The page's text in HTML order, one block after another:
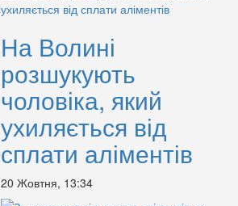
На Волині
розшукують
чоловіка, який
ухиляється від
сплати аліментів
20 Жовтня, 13:34